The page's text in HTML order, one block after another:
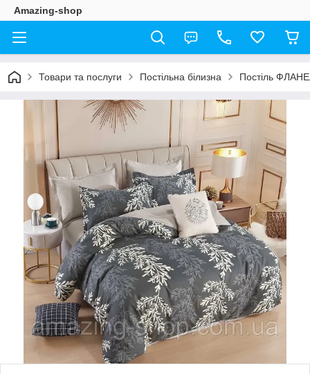
Amazing-shop
Товари та послуги Постільна білизна Постіль